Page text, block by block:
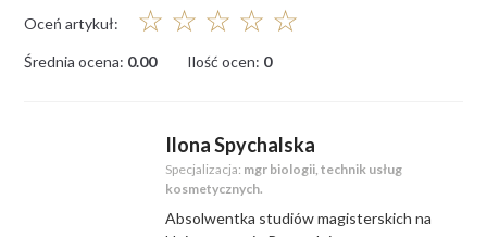
Oceń artykuł: ☆ ☆ ☆ ☆ ☆
Średnia ocena: 0.00 Ilość ocen: 0
Ilona Spychalska
Specjalizacja: mgr biologii, technik usług
kosmetycznych.
Absolwentka studiów magisterskich na